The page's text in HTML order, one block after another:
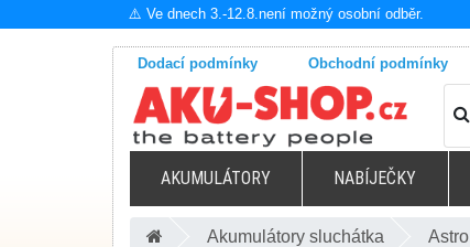
⚠️ Ve dnech 3.-12.8.není možný osobní odběr.
Dodací podmínky Obchodní podmínky
AKUMULÁTORY NABÍJEČKY
Akumulátory sluchátka Astro